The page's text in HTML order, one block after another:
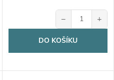
− +
DO KOŠÍKU